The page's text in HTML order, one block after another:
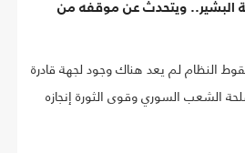
البشير.. ويتحدث عن موقفه من
النظام لم يعد هناك وجود لجهة قادرة
الشعب السوري وقوى الثورة إنجازه